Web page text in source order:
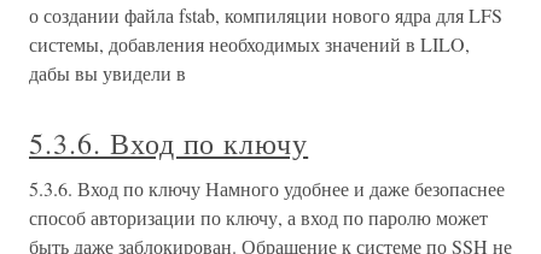
о создании файла fstab, компиляции нового ядра для LFS
системы, добавления необходимых значений в LILO,
дабы вы увидели в
5.3.6. Вход по ключу
5.3.6. Вход по ключу Намного удобнее и даже безопаснее
способ авторизации по ключу, а вход по паролю может
быть даже заблокирован. Обращение к системе по SSH не